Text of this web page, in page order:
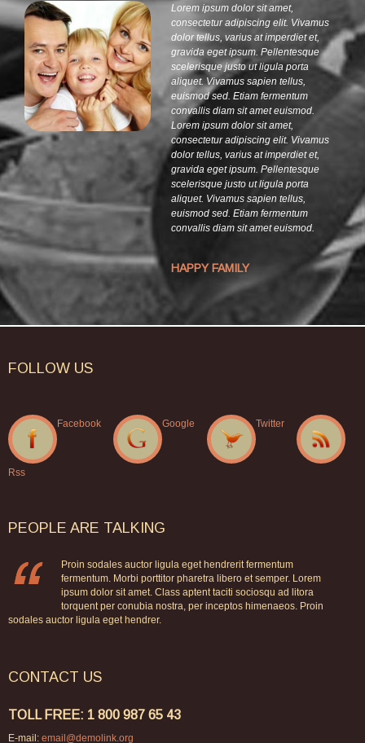
Lorem ipsum dolor sit amet,
consectetur adipiscing elit. Vivamus
dolor tellus, varius at imperdiet et,
gravida eget ipsum. Pellentesque
scelerisque justo ut ligula porta
aliquet. Vivamus sapien tellus,
euismod sed. Etiam fermentum
convallis diam sit amet euismod.
Lorem ipsum dolor sit amet,
consectetur adipiscing elit. Vivamus
dolor tellus, varius at imperdiet et,
gravida eget ipsum. Pellentesque
scelerisque justo ut ligula porta
aliquet. Vivamus sapien tellus,
euismod sed. Etiam fermentum
convallis diam sit amet euismod.
HAPPY FAMILY
FOLLOW US
Facebook Google Twitter
Rss
PEOPLE ARE TALKING
Proin sodales auctor ligula eget hendrerit fermentum
fermentum. Morbi porttitor pharetra libero et semper. Lorem
ipsum dolor sit amet. Class aptent taciti sociosqu ad litora
torquent per conubia nostra, per inceptos himenaeos. Proin
sodales auctor ligula eget hendrer.
CONTACT US
TOLL FREE: 1 800 987 65 43
E-mail: email@demolink.org